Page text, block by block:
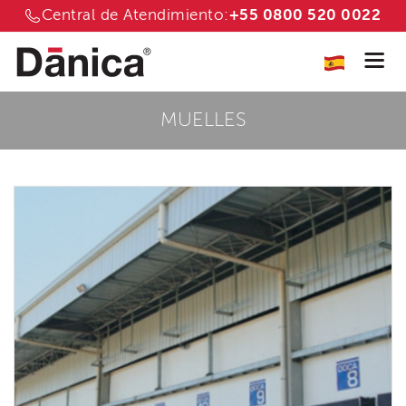
Central de Atendimiento:+55 0800 520 0022
MUELLES